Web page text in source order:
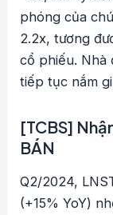
phóng của
2.2x, tương
cổ phiếu. Nhà
tiếp tục nắm
[TCBS]
BÁN
Q2/2024,
(+15% YoY)